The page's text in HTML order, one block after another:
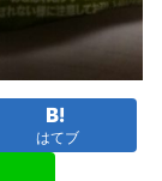
はてブ